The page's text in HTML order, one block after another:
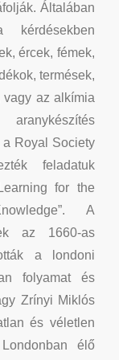
Általában
ércek, fémek,
termések,
az alkímia
Royal Society
feladatuk
for the
A
az 1660-as
a londoni
folyamat és
Zrínyi Miklós
és véletlen
élő